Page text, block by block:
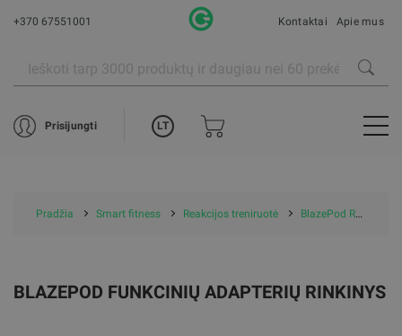
+370 67551001 Kontaktai Apie mus
Prisijungti LT
Pradžia Smart fitness Reakcijos treniruotė BlazePod Reakcijos treniruotė
BLAZEPOD FUNKCINIŲ ADAPTERIŲ RINKINYS